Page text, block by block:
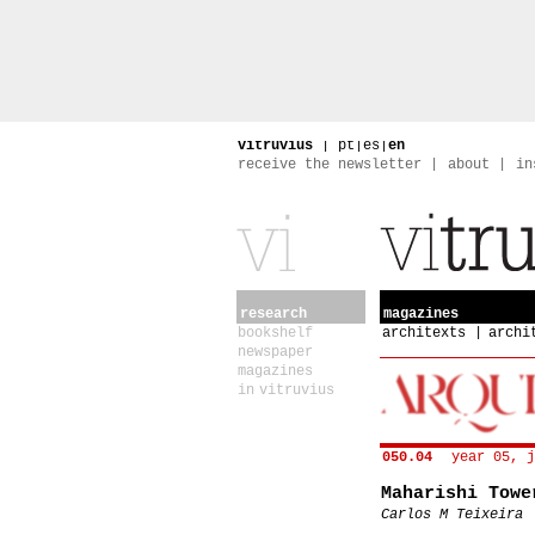
vitruvius | pt | es | en
receive the newsletter
about
research
bookshelf
newspaper
magazines
in vitruvius
magazines
architexts
050.04 year 05,
Maharishi
Carlos M Teixeira